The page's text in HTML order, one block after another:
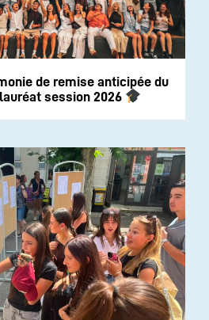
de remise anticipée du
session 2026